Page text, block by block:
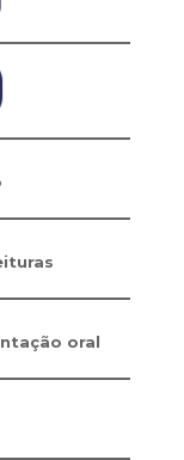
oral